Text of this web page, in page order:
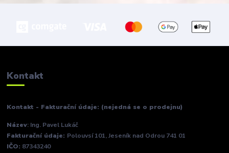
Kontakt
Kontakt - Fakturační údaje: (nejedná se o prodejnu)
Název: Ing. Pavel Lukáč
Fakturační údaje: Polouvsí 101, Jeseník nad Odrou 741 01
IČO: 87343240